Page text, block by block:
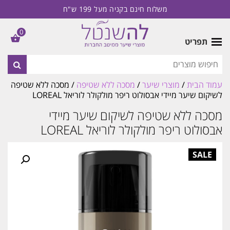
משלוח חינם בקניה מעל 199 ש"ח
תפריט
עמוד הבית/ מוצרי שיער/ מסכה ללא שטיפה / מסכה ללא שטיפה
לשיקום שיער מיידי אבסולוט ריפר מולקולר לוריאל LOREAL
מסכה ללא שטיפה לשיקום שיער מיידי
אבסולוט ריפר מולקולר לוריאל LOREAL
0